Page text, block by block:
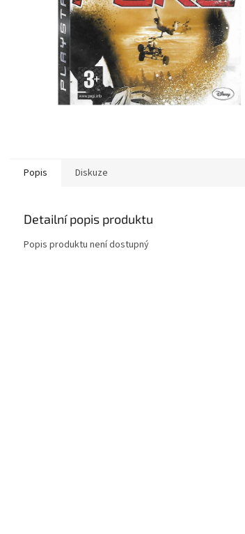
Popis Diskuze
Detailní popis produktu
Popis produktu není dostupný